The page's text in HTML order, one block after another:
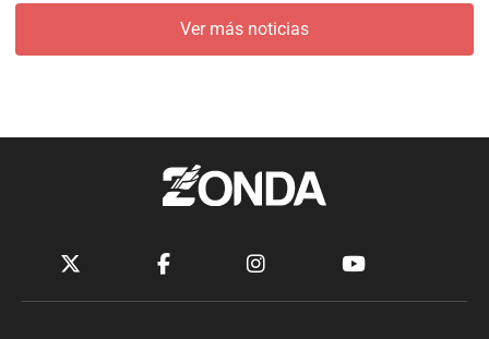
Ver más noticias